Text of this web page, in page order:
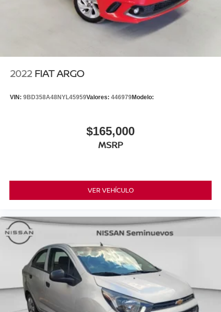
2022 FIAT ARGO
VIN: 9BD358A48NYL45959Valores: 446979Modelo:
$165,000
MSRP
VER VEHÍCULO